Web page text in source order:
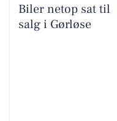
Biler netop sat til
salg i Gørløse